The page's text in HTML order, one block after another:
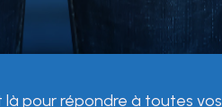
là pour répondre à toutes vos